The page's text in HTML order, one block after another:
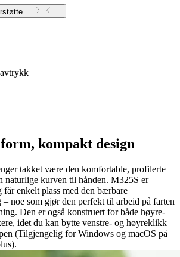
Brukerstøtte
kompakt design
takket være den komfortable, profilerte
naturlige kurven til hånden. M325S er
enkelt plass med den bærbare
– noe som gjør den perfekt til arbeid på farten
Den er også konstruert for både høyre-
idet du kan bytte venstre- og høyreklikk
(Tilgjengelig for Windows og macOS på